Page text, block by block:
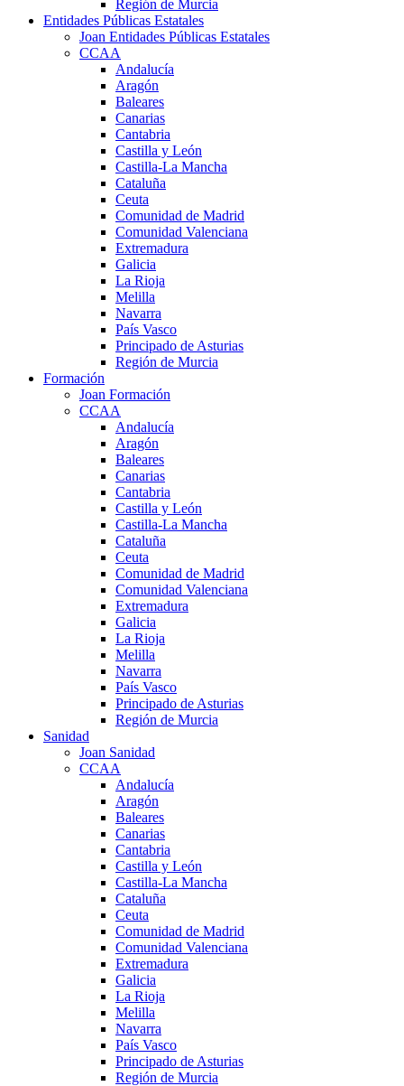
Región de Murcia
Entidades Públicas Estatales
Joan Entidades Públicas Estatales
CCAA
Andalucía
Aragón
Baleares
Canarias
Cantabria
Castilla y León
Castilla-La Mancha
Cataluña
Ceuta
Comunidad de Madrid
Comunidad Valenciana
Extremadura
Galicia
La Rioja
Melilla
Navarra
País Vasco
Principado de Asturias
Región de Murcia
Formación
Joan Formación
CCAA
Andalucía
Aragón
Baleares
Canarias
Cantabria
Castilla y León
Castilla-La Mancha
Cataluña
Ceuta
Comunidad de Madrid
Comunidad Valenciana
Extremadura
Galicia
La Rioja
Melilla
Navarra
País Vasco
Principado de Asturias
Región de Murcia
Sanidad
Joan Sanidad
CCAA
Andalucía
Aragón
Baleares
Canarias
Cantabria
Castilla y León
Castilla-La Mancha
Cataluña
Ceuta
Comunidad de Madrid
Comunidad Valenciana
Extremadura
Galicia
La Rioja
Melilla
Navarra
País Vasco
Principado de Asturias
Región de Murcia